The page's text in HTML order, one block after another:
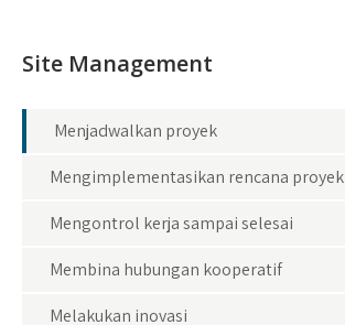
Site Management
Menjadwalkan proyek
Mengimplementasikan rencana proyek
Mengontrol kerja sampai selesai
Membina hubungan kooperatif
Melakukan inovasi